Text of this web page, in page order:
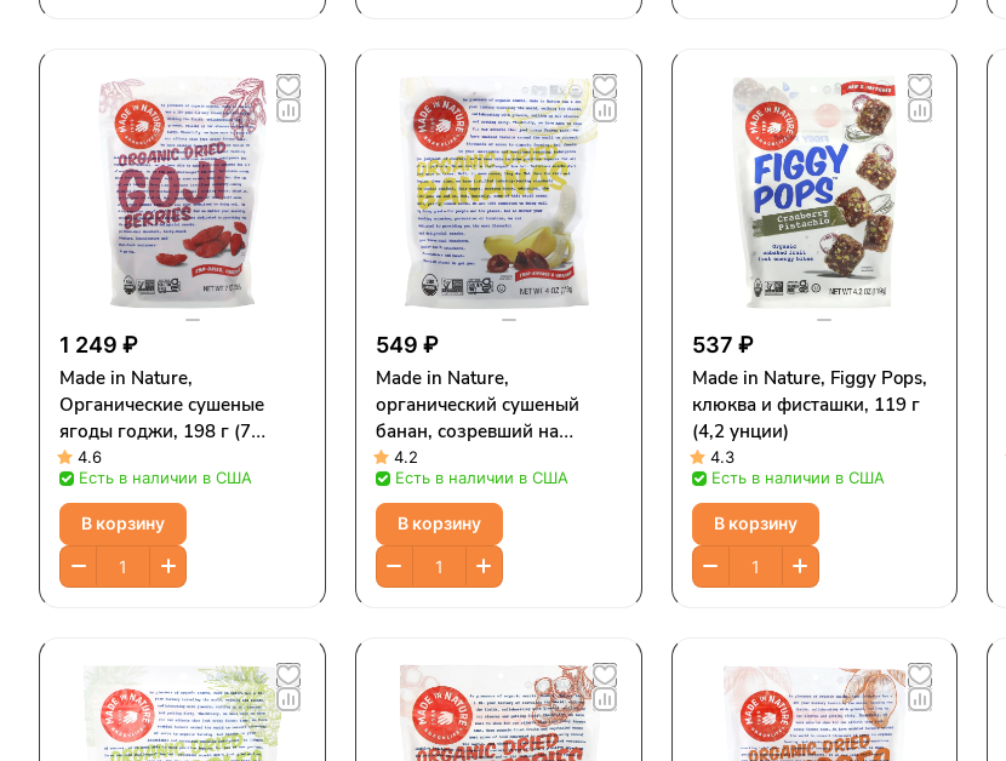
1 249 ₽
Made in Nature,
Органические сушеные
ягоды годжи, 198 г (7
унций)
4.6
Есть в наличии в США
В корзину
549 ₽
Made in Nature,
органический сушеный
банан, созревший на
дереве и не обработанный
сернистым газом, 113 г (4
унции)
4.2
Есть в наличии в США
В корзину
537 ₽
Made in Nature, Figgy Pops,
клюква и фисташки, 119 г
(4,2 унции)
4.3
Есть в наличии в США
В корзину